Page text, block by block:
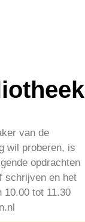
van de
wil proberen, is
opdrachten
schrijven en het
10.00 tot 11.30